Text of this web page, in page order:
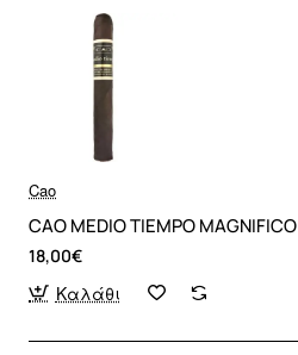
Cao
CAO MEDIO TIEMPO MAGNIFICO
18,00€
Καλάθι